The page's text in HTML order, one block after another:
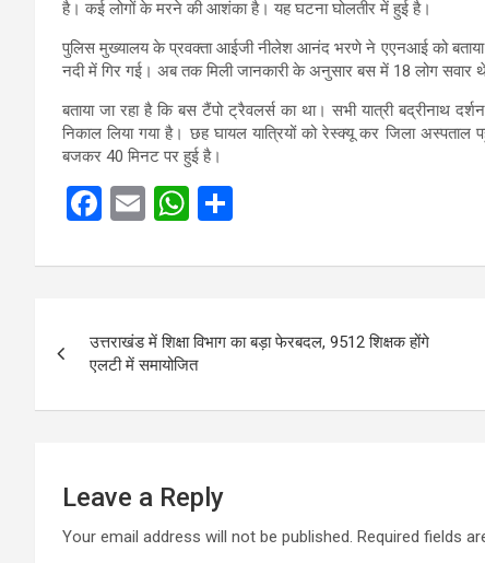
है। कई लोगों के मरने की आशंका है। यह घटना घोलतीर में हुई है।
पुलिस मुख्यालय के प्रवक्ता आईजी नीलेश आनंद भरणे ने एएनआई को
नदी में गिर गई। अब तक मिली जानकारी के अनुसार बस में 18 लोग सवार
बताया जा रहा है कि बस टैंपो ट्रैवलर्स का था। सभी यात्री
निकाल लिया गया है। छह घायल यात्रियों को रेस्क्यू कर जिला
बजकर 40 मिनट पर हुई है।
F
ce
o
o
k
E
ail
W
at
A
p
p
ar
navigation
उत्तराखंड में शिक्षा विभाग का बड़ा फेरबदल, 9512 शिक्षक होंगे
एलटी में समायोजित
Leave a Reply
Your email address will not be published. Required fields